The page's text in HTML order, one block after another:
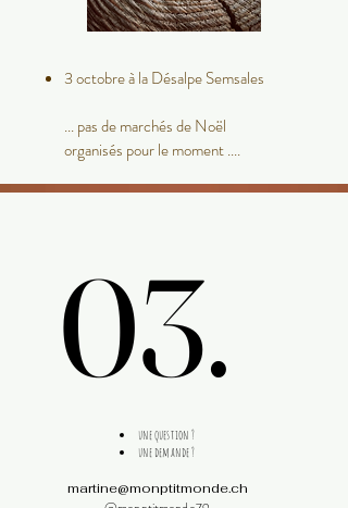
3 octobre à la Désalpe Semsales
... pas de marchés de Noël
organisés pour le moment ....
03.
03.
une question ?
une demande ?
martine@monptitmonde.ch